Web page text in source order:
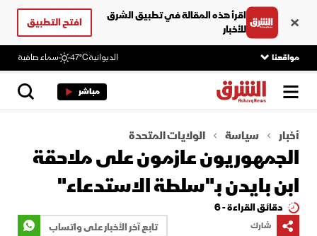
اقرأ هذه المقالة في تطبيق الشرق
للأخبار
افتح التطبيق
مواقعنا الديوانية47°C سماء صافية
مباشر
أخبار سياسة الولايات المتحدة
الجمهوريون عازمون على ملاحقة
ابن بايدن بـ"سلطة الاستدعاء"
دقائق القراءة - 6
شارك
تابع آخر الأخبار على واتساب